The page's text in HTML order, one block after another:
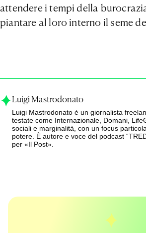
attendere i tempi della
piantare al loro interno il seme
Luigi Mastrodonato
Luigi Mastrodonato è un giornalista
testate come Internazionale, Domani,
sociali e marginalità, con un focus
potere. È autore e voce del podcast
per «Il Post».